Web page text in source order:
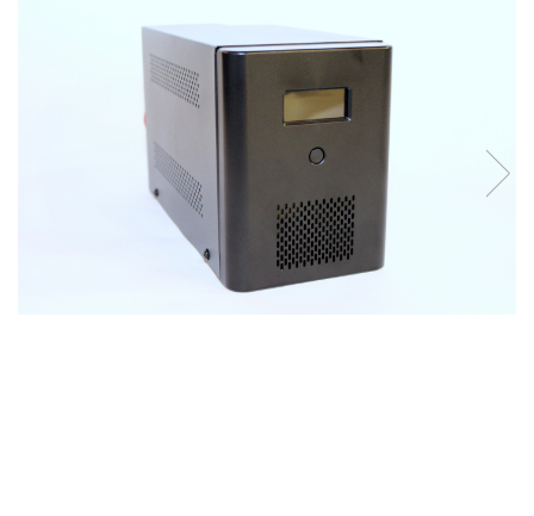
Panouri fotovoltaice si accesorii
Panouri fotovoltaice
Sisteme prindere panouri